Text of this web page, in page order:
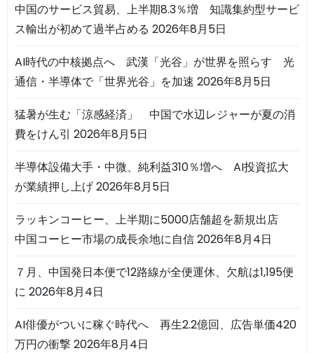
中国のサービス貿易、上半期8.3％増 知識集約型サービ
ス輸出が初めて過半占める 2026年8月5日
AI時代の中核拠点へ 武漢「光谷」が世界を照らす 光
通信・半導体で「世界光谷」を加速 2026年8月5日
猛暑が生む「涼感経済」 中国で水辺レジャーが夏の消
費をけん引 2026年8月5日
半導体設備大手・中微、純利益310％増へ AI投資拡大
が業績押し上げ2026年8月5日
ラッキンコーヒー、上半期に5000店舗超を新規出店
中国コーヒー市場の成長余地に自信2026年8月4日
７月、中国発日本便で12路線が全便運休、欠航は1,195便
に 2026年8月4日
AI俳優がついに稼ぐ時代へ 再生2.2億回、広告単価420
万円の衝撃2026年8月4日